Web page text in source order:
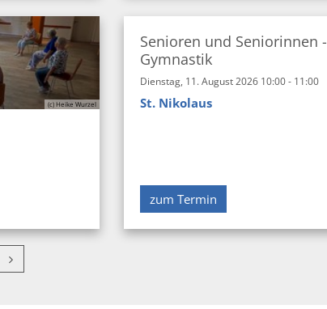
(c) Heike Wurzel
Senioren und Seniorinnen -
Gymnastik
Dienstag, 11. August 2026 10:00 - 11:00
St. Nikolaus
zum Termin
Nächste Seite